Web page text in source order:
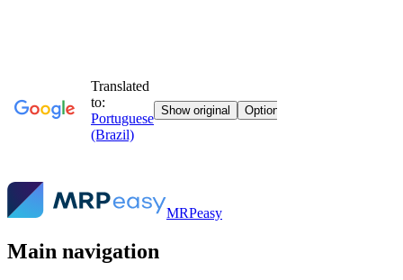
MRPeasy
Main navigation